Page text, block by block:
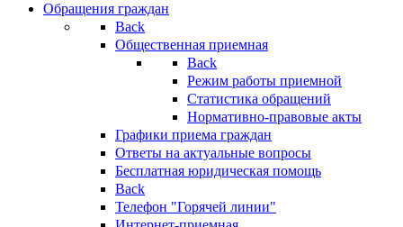
Обращения граждан
Back
Общественная приемная
Back
Режим работы приемной
Статистика обращений
Нормативно-правовые акты
Графики приема граждан
Ответы на актуальные вопросы
Бесплатная юридическая помощь
Back
Телефон "Горячей линии"